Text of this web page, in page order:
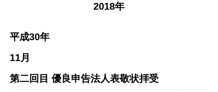
2018年
平成30年
11月
第二回目 優良申告法人表敬状拝受